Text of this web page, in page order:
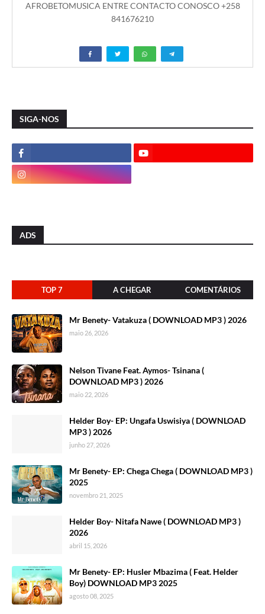
AFROBETOMUSICA ENTRE CONTACTO CONOSCO +258
841676210
SIGA-NOS
ADS
TOP 7 A CHEGAR COMENTÁRIOS
Mr Benety- Vatakuza ( DOWNLOAD MP3 ) 2026
maio 26, 2026
Nelson Tivane Feat. Aymos- Tsinana (
DOWNLOAD MP3 ) 2026
maio 22, 2026
Helder Boy- EP: Ungafa Uswisiya ( DOWNLOAD
MP3 ) 2026
junho 27, 2026
Mr Benety- EP: Chega Chega ( DOWNLOAD MP3 )
2025
novembro 21, 2025
Helder Boy- Nitafa Nawe ( DOWNLOAD MP3 )
2026
abril 15, 2026
Mr Benety- EP: Husler Mbazima ( Feat. Helder
Boy) DOWNLOAD MP3 2025
agosto 08, 2025